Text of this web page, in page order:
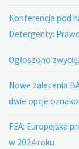
Konferencja pod
Detergenty:
Ogłoszono
Nowe zalecenia
dwie opcje
FEA: Europejska
w 2024 roku